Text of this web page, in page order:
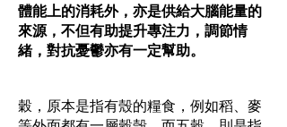
體能上的消耗外，亦是供給大腦能量的
來源，不但有助提升專注力，調節情
緒，對抗憂鬱亦有一定幫助。
穀，原本是指有殼的糧食，例如稻、麥